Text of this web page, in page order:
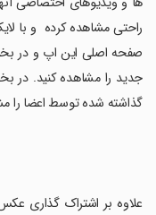
راحتی مشاهده کرده و با
گذاشته شده توسط اعضا را
علاوه بر اشتراک گذاری